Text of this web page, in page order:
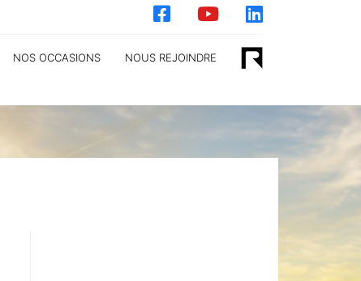
NOS OCCASIONS NOUS REJOINDRE